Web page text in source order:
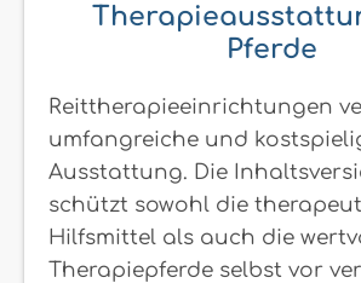
Pferde
Reittherapieeinrichtungen
umfangreiche und
Ausstattung. Die
schützt sowohl die
Hilfsmittel als auch die
Therapiepferde selbst vor